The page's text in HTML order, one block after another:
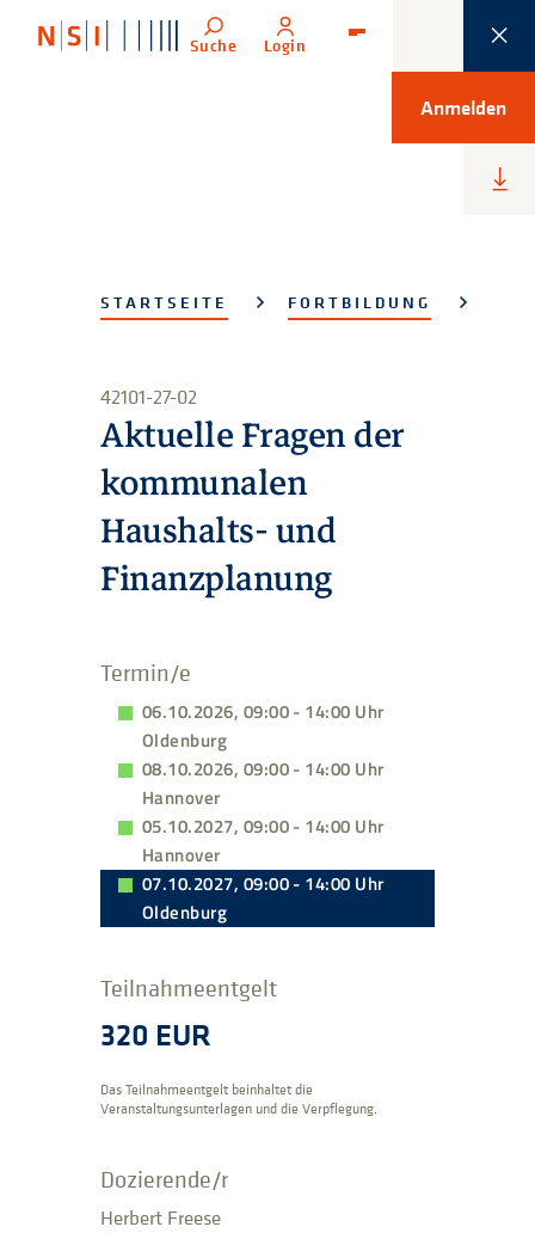
Suche Login
STARTSEITE FORTBILDUNG
42101-27-02
Aktuelle Fragen der
kommunalen
Haushalts- und
Finanzplanung
Termin/e
06.10.2026, 09:00 - 14:00 Uhr
Oldenburg
08.10.2026, 09:00 - 14:00 Uhr
Hannover
05.10.2027, 09:00 - 14:00 Uhr
Hannover
07.10.2027, 09:00 - 14:00 Uhr
Oldenburg
Teilnahmeentgelt
320 EUR
Das Teilnahmeentgelt beinhaltet die
Veranstaltungsunterlagen und die Verpflegung.
Dozierende/r
Herbert Freese
Anmelden